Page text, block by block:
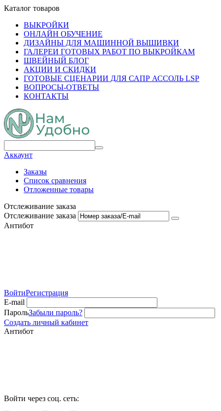
Каталог товаров
ВЫКРОЙКИ
ОНЛАЙН ОБУЧЕНИЕ
ДИЗАЙНЫ ДЛЯ МАШИННОЙ ВЫШИВКИ
ГАЛЕРЕИ ГОТОВЫХ РАБОТ ПО ВЫКРОЙКАМ
ШВЕЙНЫЙ БЛОГ
АКЦИИ И СКИДКИ
ГОТОВЫЕ СЦЕНАРИИ ДЛЯ САПР АССОЛЬ LSP
ВОПРОСЫ-ОТВЕТЫ
КОНТАКТЫ
Аккаунт
Заказы
Список сравнения
Отложенные товары
Отслеживание заказа
Отслеживание заказа
Антибот
ВойтиРегистрация
E-mail
ПарольЗабыли пароль?
Создать личный кабинет
Антибот
Войти через соц. сеть: